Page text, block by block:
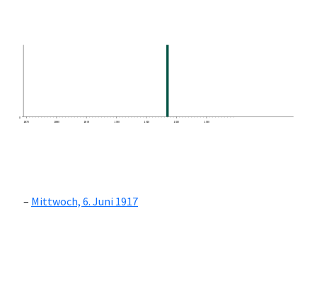
0
1870
1880 1890 1900 1910 1920 1930
Mittwoch, 6. Juni 1917